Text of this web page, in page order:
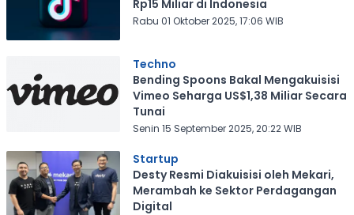
Rp15 Miliar di Indonesia
Rabu 01 Oktober 2025, 17:06 WIB
Techno
Bending Spoons Bakal Mengakuisisi
Vimeo Seharga US$1,38 Miliar Secara
Tunai
Senin 15 September 2025, 20:22 WIB
Startup
Desty Resmi Diakuisisi oleh Mekari,
Merambah ke Sektor Perdagangan
Digital